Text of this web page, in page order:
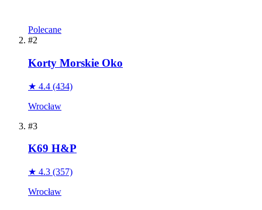
Polecane
#2
Korty Morskie Oko
★ 4.4 (434)
Wrocław
#3
K69 H&P
★ 4.3 (357)
Wrocław